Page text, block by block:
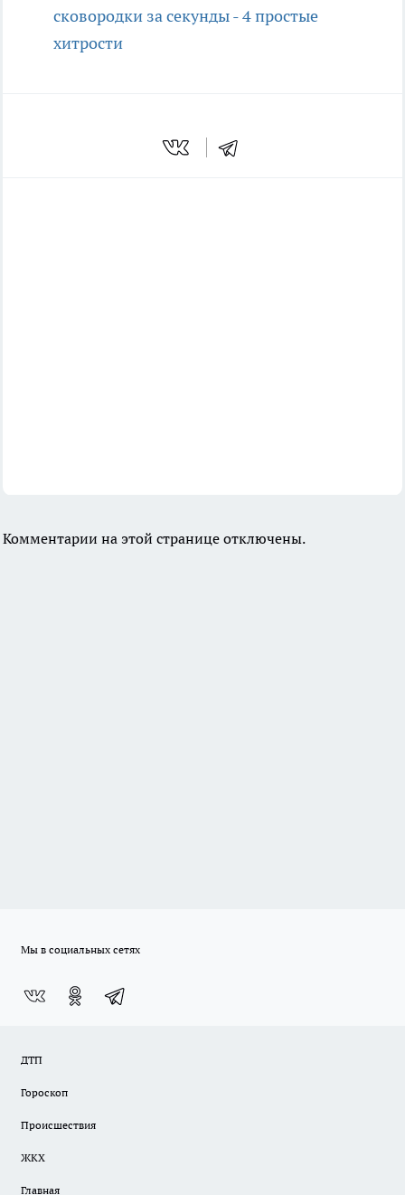
сковородки за секунды - 4 простые
хитрости
Комментарии на этой странице отключены.
Мы в социальных сетях
ДТП
Гороскоп
Происшествия
ЖКХ
Главная